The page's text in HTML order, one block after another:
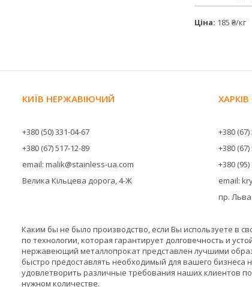
Ціна: 185 ₴/кг
КИЇВ НЕРЖАВІЮЧИЙ
+380 (50) 331-04-67
+380 (67) 517-12-89
email: malik@stainless-ua.com
Велика Кільцева дорога, 4-Ж
+380
+380
+380
email:
пр. Льва
Каким бы не было производство, если Вы используете в
по технологии, которая гарантирует долговечность и
нержавеющий металлопрокат представлен лучшими
быстро предоставлять необходимый для вашего
удовлетворить различные требования наших клиентов
нужном количестве.